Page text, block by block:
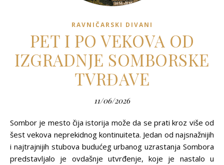
RAVNIČARSKI DIVANI
PET I PO VEKOVA OD
IZGRADNJE SOMBORSKE
TVRĐAVE
11/06/2026
Sombor je mesto čija istorija može da se prati kroz više od
šest vekova neprekidnog kontinuiteta. Jedan od najsnažnijih
i najtrajnijih stubova budućeg urbanog uzrastanja Sombora
predstavljalo je ovdašnje utvrđenje, koje je nastalo u